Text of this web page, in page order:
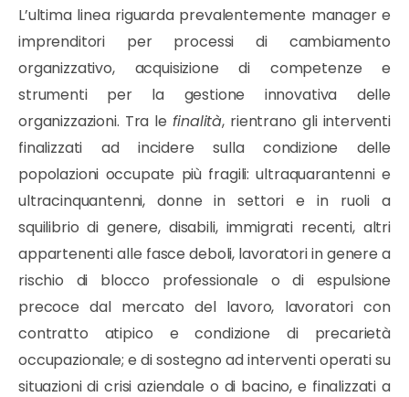
L’ultima linea riguarda prevalentemente manager e
imprenditori per processi di cambiamento
organizzativo, acquisizione di competenze e
strumenti per la gestione innovativa delle
organizzazioni. Tra lefinalità, rientrano gli interventi
finalizzati ad incidere sulla condizione delle
popolazioni occupate più fragili: ultraquarantenni e
ultracinquantenni, donne in settori e in ruoli a
squilibrio di genere, disabili, immigrati recenti, altri
appartenenti alle fasce deboli, lavoratori in genere a
rischio di blocco professionale o di espulsione
precoce dal mercato del lavoro, lavoratori con
contratto atipico e condizione di precarietà
occupazionale; e di sostegno ad interventi operati su
situazioni di crisi aziendale o di bacino, e finalizzati a